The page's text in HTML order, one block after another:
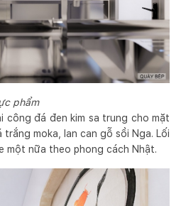
phẩm
công đá đen kim sa trung cho mặt
moka, lan can gỗ sồi Nga. Lối
một nữa theo phong cách Nhật.